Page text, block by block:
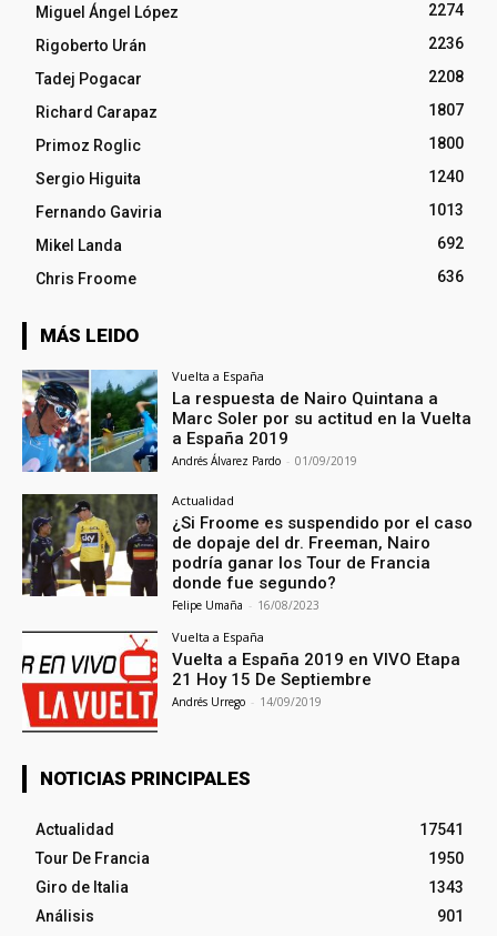
Miguel Ángel López
2274
Rigoberto Urán
2236
Tadej Pogacar
2208
Richard Carapaz
1807
Primoz Roglic
1800
Sergio Higuita
1240
Fernando Gaviria
1013
Mikel Landa
692
Chris Froome
636
MÁS LEIDO
Vuelta a España
La respuesta de Nairo Quintana a
Marc Soler por su actitud en la Vuelta
a España 2019
Andrés Álvarez Pardo - 01/09/2019
Actualidad
¿Si Froome es suspendido por el caso
de dopaje del dr. Freeman, Nairo
podría ganar los Tour de Francia
donde fue segundo?
Felipe Umaña - 16/08/2023
Vuelta a España
Vuelta a España 2019 en VIVO Etapa
21 Hoy 15 De Septiembre
Andrés Urrego - 14/09/2019
NOTICIAS PRINCIPALES
Actualidad
17541
Tour De Francia
1950
Giro de Italia
1343
Análisis
901